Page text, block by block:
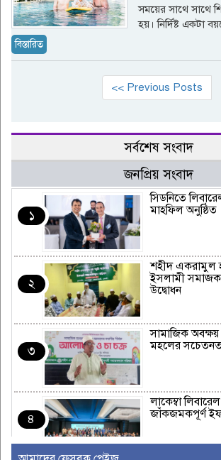
সময়ের সাথে সাথে
হয়। নির্দিষ্ট একটা
বিস্তারিত
<< Previous Posts
সর্বশেষ সংবাদ
জনপ্রিয় সংবাদ
১
সিডনিতে
মাহফিল অনুষ্ঠিত
২
শহীদ একরামুল
ইসলামী
উদ্বোধন
৩
সামাজিক
মহলের
৪
লাকেম্বা লিবারেল
জাঁকজমকপূর্ণ